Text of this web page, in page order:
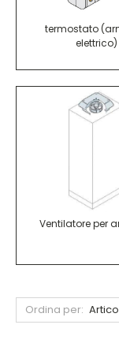
termostato
elettrico)
Ventilatore per
Ordina per: